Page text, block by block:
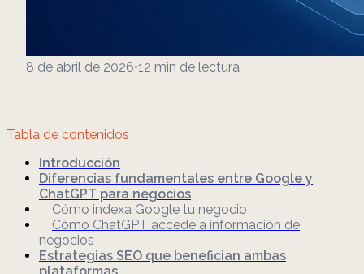
8 de abril de 2026•12 min de lectura
Tabla de contenidos
Introducción
Diferencias fundamentales entre Google y
ChatGPT para negocios
Cómo indexa Google tu negocio
Cómo ChatGPT accede a información de
negocios
Estrategias SEO que benefician ambas